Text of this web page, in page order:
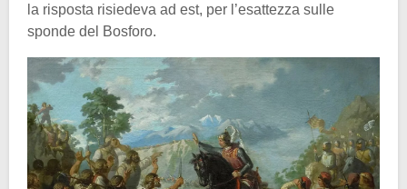
la risposta risiedeva ad est, per l’esattezza sulle
sponde del Bosforo.